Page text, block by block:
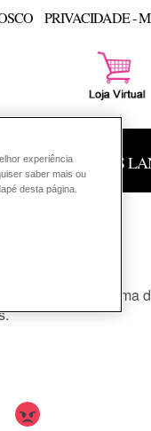
PRIVACIDADE -
DE PRODUTOS
com uma
experiência
saber mais ou
desta página.